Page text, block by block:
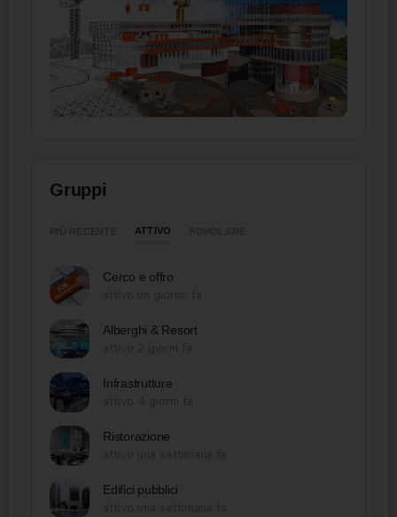
Gruppi
ATTIVO
Cerco e offro
Alberghi & Resort
Infrastrutture
Ristorazione
Edifici pubblici